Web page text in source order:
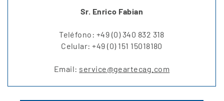
Sr. Enrico Fabian
Teléfono : +49 (0) 340 832 318
Celular: +49 (0) 151 15018180
Email: service@geartecag.com